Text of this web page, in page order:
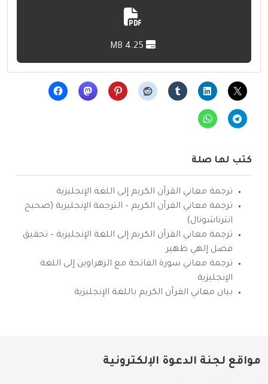
كتب لها صلة
ترجمة معاني القرآن الكريم إلى اللغة الإنجليزية
ترجمة معاني القرآن الكريم – الترجمة الإنجليزية (صحيح
انترناشونال)
ترجمة معاني القرآن الكريم إلى اللغة الإنجليزية – تحقيق
فضل إلهي ظهير
ترجمة معاني سورة الفاتحة مع الزهراوين إلى اللغة
الإنجليزية
بيان معاني القرآن الكريم باللغة الإنجليزية
مواقع لجنة الدعوة الإلكترونية